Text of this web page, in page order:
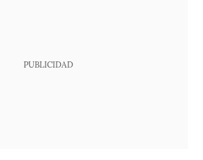
PUBLICIDAD